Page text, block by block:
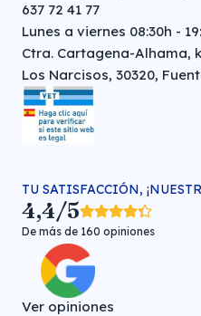
637 72 41 77
Lunes a viernes 08:30h -
Ctra. Cartagena-Alhama,
Los Narcisos, 30320,
TU SATISFACCIÓN,
4,4/5
De más de 160 opiniones
Ver opiniones